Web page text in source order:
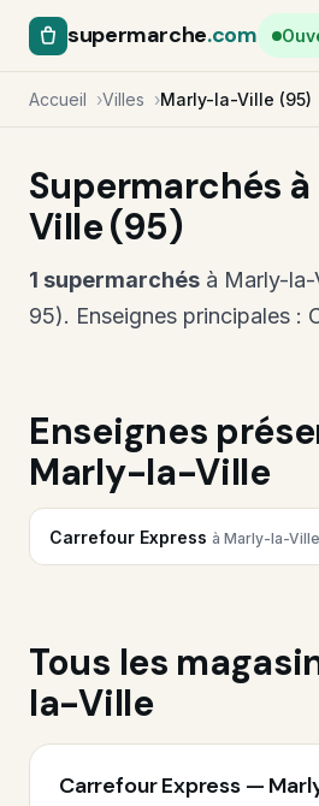
supermarche.com
Accueil Villes Marly-la-Ville (95)
Supermarchés
Ville (95)
1 supermarchés à Marly-
95). Enseignes principales :
Enseignes
Marly-la-Ville
Carrefour Express à Marly-la-Ville
Tous les
la-Ville
Carrefour Express —